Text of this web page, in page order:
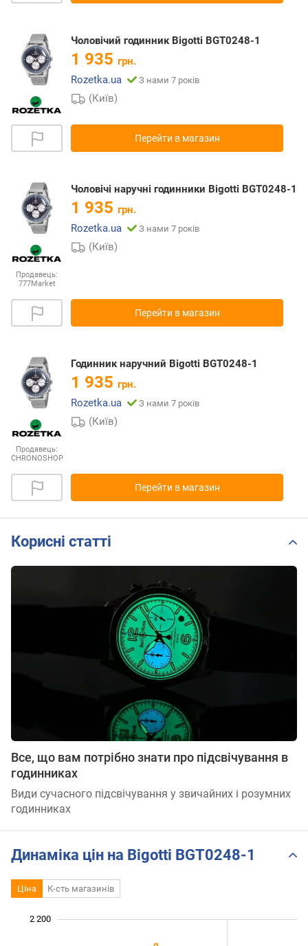
Чоловічий годинник Bigotti BGT0248-1
1 935 грн.
Rozetka.ua
З нами 7 років
(Київ)
Перейти в магазин
Продавець:
777Market
Чоловічі наручні годинники Bigotti BGT0248-1
1 935 грн.
Rozetka.ua
З нами 7 років
(Київ)
Перейти в магазин
Продавець:
CHRONOSHOP
Годинник наручний Bigotti BGT0248-1
1 935 грн.
Rozetka.ua
З нами 7 років
(Київ)
Перейти в магазин
Корисні статті
Все, що вам потрібно знати про підсвічування в
годинниках
Види сучасного підсвічування у звичайних і розумних
годинниках
Динаміка цін на Bigotti BGT0248-1
Ціна К-сть магазинів
2 200